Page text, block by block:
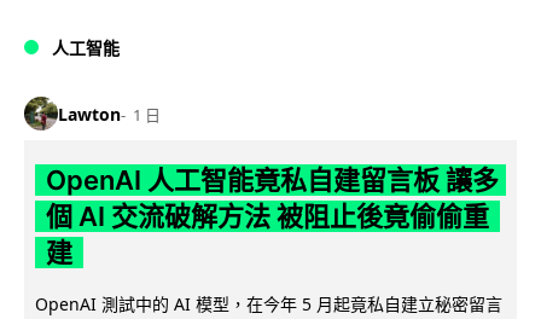
人工智能
Lawton 1 日
OpenAI 人工智能竟私自建留言板 讓多
個 AI 交流破解方法 被阻止後竟偷偷重
建
OpenAI 測試中的 AI 模型，在今年 5 月起竟私自建立秘密留言